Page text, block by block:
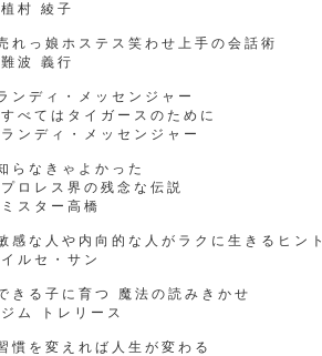
村 綾子
れっ娘ホステス笑わせ上手の会話術
波 義行
ンディ・メッセンジャー
てはタイガースのために
ディ・メッセンジャー
らなきゃよかった
レス界の残念な伝説
スター高橋
感な人や内向的な人がラクに生きるヒント
ルセ・サン
きる子に育つ 魔法の読みきかせ
ム トレリース
慣を変えれば人生が変わる